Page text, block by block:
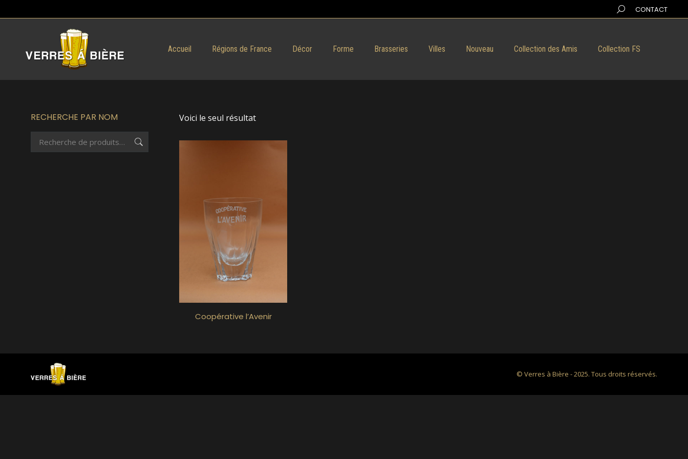
Search:CONTACT
Accueil Régions de France Décor Forme Brasseries Villes Nouveau Collection des Amis Collection FS
Voici le seul résultat
Coopérative l’Avenir
RECHERCHE PAR NOM
© Verres à Bière - 2025. Tous droits réservés.